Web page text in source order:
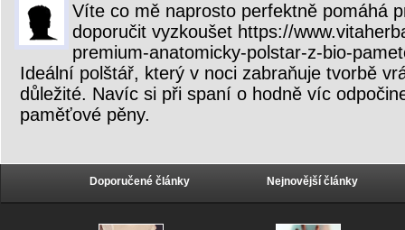
Víte co mě naprosto perfektně pomáhá
doporučit vyzkoušet https://
premium-anatomicky-polstar-z-bio-
Ideální polštář, který v noci zabraňuje tvorbě
důležité. Navíc si při spaní o hodně víc
paměťové pěny.
Doporučené články Nejnovější články